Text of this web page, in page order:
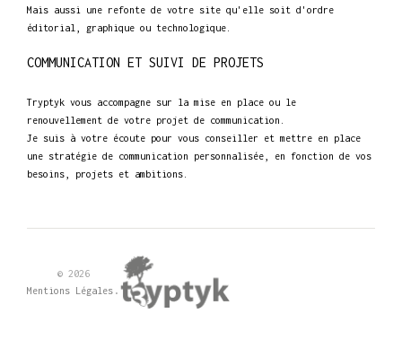
Mais aussi une refonte de votre site qu'elle soit d'ordre
éditorial, graphique ou technologique.
COMMUNICATION ET SUIVI DE PROJETS
Tryptyk vous accompagne sur la mise en place ou le
renouvellement de votre projet de communication.
Je suis à votre écoute pour vous conseiller et mettre en place
une stratégie de communication personnalisée, en fonction de vos
besoins, projets et ambitions.
© 2026
Mentions Légales .